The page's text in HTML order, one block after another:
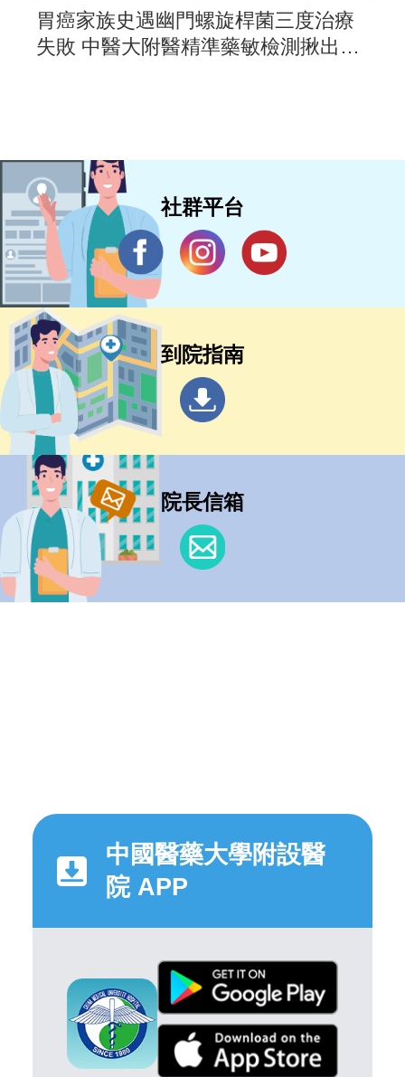
胃癌家族史遇幽門螺旋桿菌三度治療
失敗 中醫大附醫精準藥敏檢測揪出抗
社群平台
到院指南
院長信箱
中國醫藥大學附設醫
院 APP